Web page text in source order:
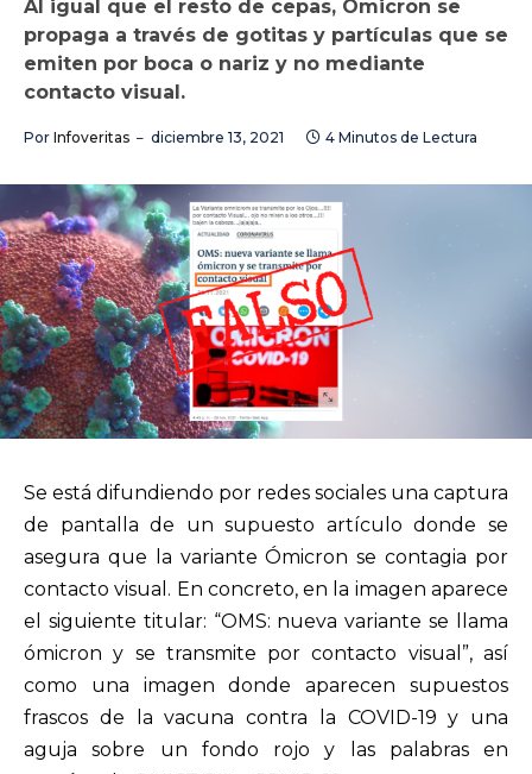
Al igual que el resto de cepas, Ómicron se
propaga a través de gotitas y partículas que se
emiten por boca o nariz y no mediante
contacto visual.
Por Infoveritas diciembre 13, 2021 4 Minutos de Lectura
Se está difundiendo por redes sociales una captura
de pantalla de un supuesto artículo donde se
asegura que la variante Ómicron se contagia por
contacto visual. En concreto, en la imagen aparece
el siguiente titular: “OMS: nueva variante se llama
ómicron y se transmite por contacto visual”, así
como una imagen donde aparecen supuestos
frascos de la vacuna contra la COVID-19 y una
aguja sobre un fondo rojo y las palabras en